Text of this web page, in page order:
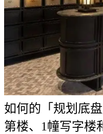
如何的「规划底
第楼、1幢写字楼